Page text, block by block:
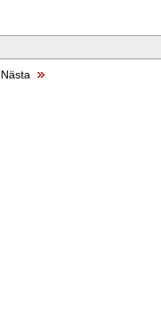
Nästa